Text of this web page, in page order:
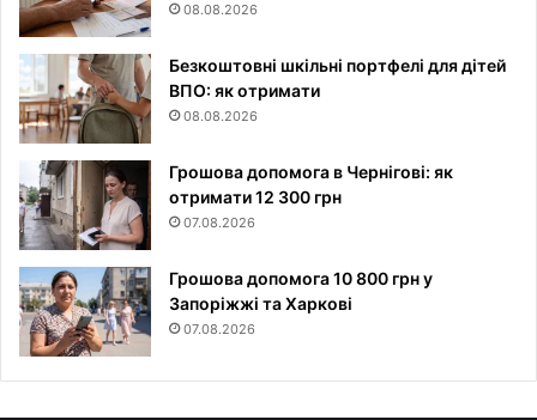
08.08.2026
Безкоштовні шкільні портфелі для дітей
ВПО: як отримати
08.08.2026
Грошова допомога в Чернігові: як
отримати 12 300 грн
07.08.2026
Грошова допомога 10 800 грн у
Запоріжжі та Харкові
07.08.2026